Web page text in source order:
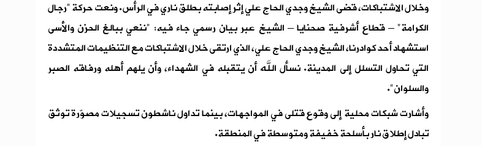
وخلال الاشتباكات، قضى الشيخ وجدي الحاج علي إثر إصابته بطلق ناري في الرأس. ونعت حركة "رجال
الكرامة" – قطاع أشرفية صحنايا – الشيخ عبر بيان رسمي جاء فيه: "ننعي ببالغ الحزن والأسى
استشهاد أحد كوادرنا، الشيخ وجدي الحاج علي، الذي ارتقى خلال الاشتباكات مع التنظيمات المتشددة
التي تحاول التسلل إلى المدينة. نسأل الله أن يتقبله في الشهداء، وأن يلهم أهله ورفاقه الصبر
والسلوان".
وأشارت شبكات محلية إلى وقوع قتلى في المواجهات، بينما تداول ناشطون تسجيلات مصوّرة توثق
تبادل إطلاق نار بأسلحة خفيفة ومتوسطة في المنطقة.